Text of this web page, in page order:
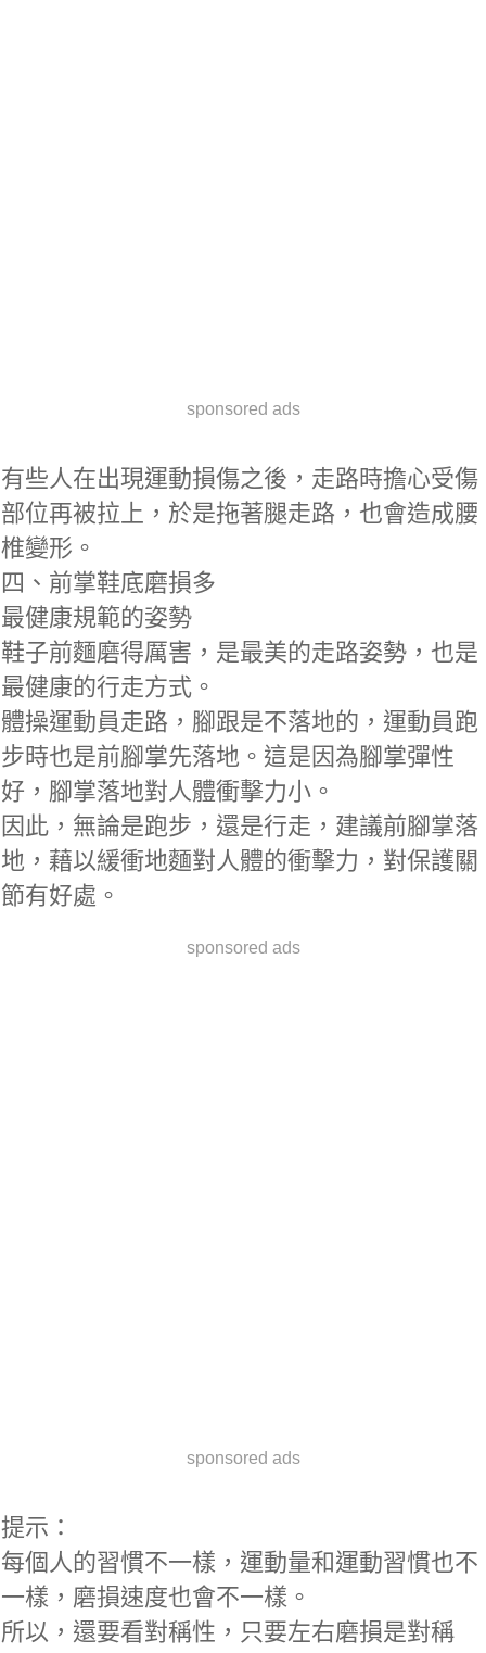
sponsored ads
有些人在出現運動損傷之後，走路時擔心受傷
部位再被拉上，於是拖著腿走路，也會造成腰
椎變形。
四、前掌鞋底磨損多
最健康規範的姿勢
鞋子前麵磨得厲害，是最美的走路姿勢，也是
最健康的行走方式。
體操運動員走路，腳跟是不落地的，運動員跑
步時也是前腳掌先落地。這是因為腳掌彈性
好，腳掌落地對人體衝擊力小。
因此，無論是跑步，還是行走，建議前腳掌落
地，藉以緩衝地麵對人體的衝擊力，對保護關
節有好處。
sponsored ads
sponsored ads
提示：
每個人的習慣不一樣，運動量和運動習慣也不
一樣，磨損速度也會不一樣。
所以，還要看對稱性，只要左右磨損是對稱